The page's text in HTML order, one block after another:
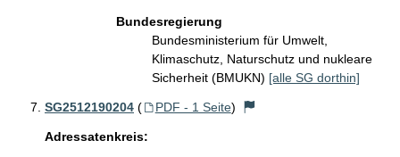
Bundesregierung
Bundesministerium für Umwelt,
Klimaschutz, Naturschutz und nukleare
Sicherheit (BMUKN) [alle SG dorthin]
SG2512190204 ( PDF - 1 Seite)
Adressatenkreis: